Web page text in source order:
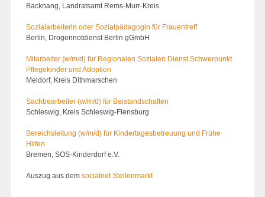
Backnang, Landratsamt Rems-Murr-Kreis
Sozialarbeiterin oder Sozialpädagogin für Frauentreff
Berlin, Drogennotdienst Berlin gGmbH
Mitarbeiter (w/m/d) für Regionalen Sozialen Dienst Schwerpunkt
Pflegekinder und Adoption
Meldorf, Kreis Dithmarschen
Sachbearbeiter (w/m/d) für Beistandschaften
Schleswig, Kreis Schleswig-Flensburg
Bereichsleitung (w/m/d) für Kindertages­betreuung und Frühe
Hilfen
Bremen, SOS-Kinderdorf e.V.
Auszug aus dem socialnet Stellenmarkt